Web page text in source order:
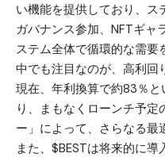
い機能を提供しており、ス
ガバナンス参加、NFTギャ
ステム全体で循環的な需要
中でも注目なのが、高利回
現在、年利換算で約83％
り、まもなくローンチ予
ー」によって、さらなる最
また、$BESTは将来的に